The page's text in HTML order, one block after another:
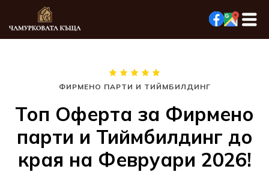
ФИРМЕНО ПАРТИ И ТИЙМБИЛДИНГ
Топ Оферта за Фирмено
парти и Тиймбилдинг до
края на Февруари 2026!